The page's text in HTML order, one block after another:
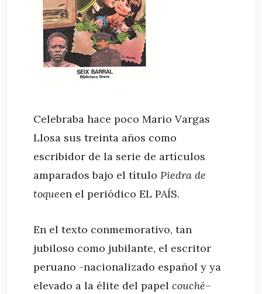
Celebraba hace poco Mario Vargas
Llosa sus treinta años como
escribidor de la serie de artículos
amparados bajo el título Piedra de
toqueen el periódico EL PAÍS.
En el texto conmemorativo, tan
jubiloso como jubilante, el escritor
peruano -nacionalizado español y ya
elevado a la élite del papel couché–